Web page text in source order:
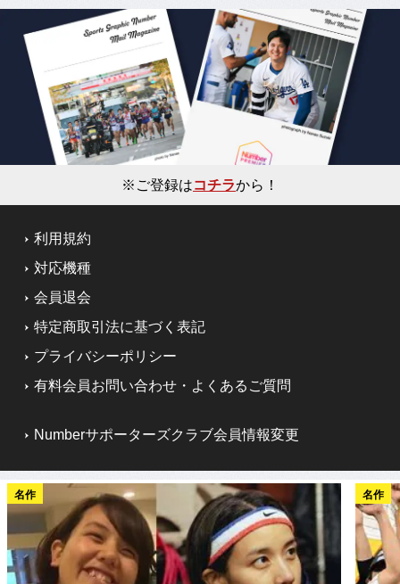
※ご登録はコチラから！
利用規約
対応機種
会員退会
特定商取引法に基づく表記
プライバシーポリシー
有料会員お問い合わせ・よくあるご質問
Numberサポーターズクラブ会員情報変更
名作 名作